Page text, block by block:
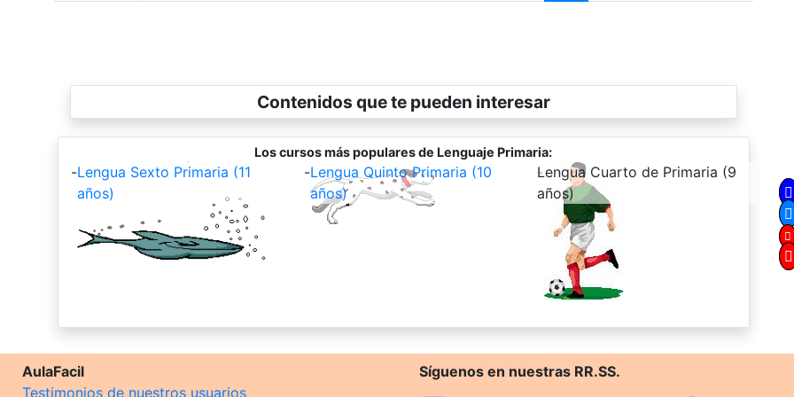
Contenidos que te pueden interesar
Los cursos más populares de Lenguaje Primaria:
-Lengua Sexto Primaria (11
años)
-Lengua Quinto Primaria (10
años)
-
Lengua Cuarto de Primaria (9
años)
AulaFacil
Testimonios de nuestros usuarios
Síguenos en nuestras RR.SS.